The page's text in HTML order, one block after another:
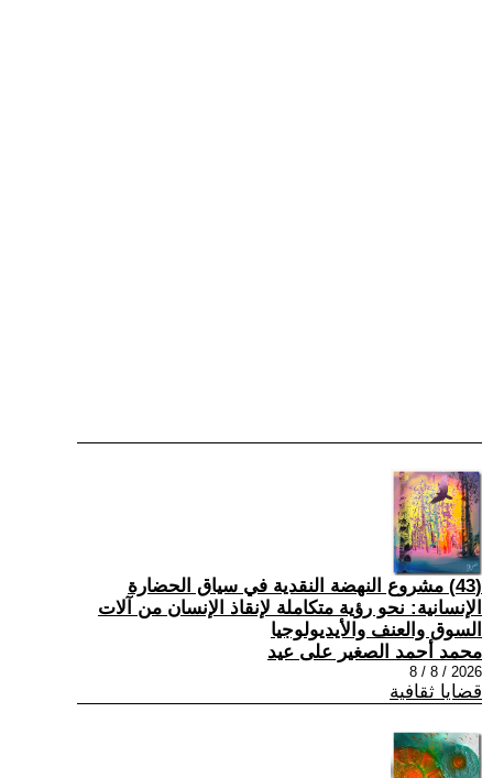
(43) مشروع النهضة النقدية في سياق الحضارة
الإنسانية: نحو رؤية متكاملة لإنقاذ الإنسان من آلات
السوق والعنف والأيديولوجيا
محمد أحمد الصغير على عيد
2026 / 8 / 8
قضايا ثقافية